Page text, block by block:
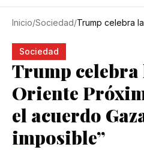
Inicio/Sociedad/
Sociedad
Trump celebra
Oriente
el acuerdo
imposible”